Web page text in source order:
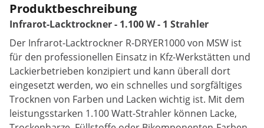
Produktbeschreibung
Infrarot-Lacktrockner - 1.100 W - 1 Strahler
Der Infrarot-Lacktrockner R-DRYER1000 von MSW ist
für den professionellen Einsatz in Kfz-Werkstätten und
Lackierbetrieben konzipiert und kann überall dort
eingesetzt werden, wo ein schnelles und sorgfältiges
Trocknen von Farben und Lacken wichtig ist. Mit dem
leistungsstarken 1.100 Watt-Strahler können Lacke,